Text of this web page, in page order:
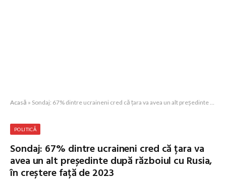
Acasă » Sondaj: 67% dintre ucraineni cred că țara va avea un alt președinte după războiul cu Rusia, în creștere față de 2023
POLITICĂ
Sondaj: 67% dintre ucraineni cred că țara va
avea un alt președinte după războiul cu Rusia,
în creștere față de 2023